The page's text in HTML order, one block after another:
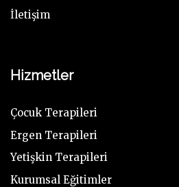
İletişim
Hizmetler
Çocuk Terapileri
Ergen Terapileri
Yetişkin Terapileri
Kurumsal Eğitimler